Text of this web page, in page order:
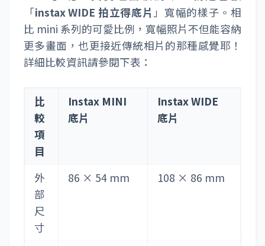
「instax WIDE 拍立得底片 」寬幅的樣子。相
比 mini 系列的可愛比例，寬幅照片不但能容納
更多畫面，也更接近傳統相片的那種感覺耶！
詳細比較資訊請參閱下表：
比
較
項
目
Instax MINI
底片
Instax WIDE
底片
外
部
尺
寸
86 × 54 mm 108 × 86 mm